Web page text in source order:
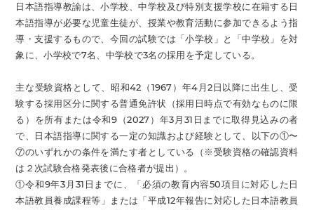
日本語指導教諭は、小学校、中学校及び特別支援学校に在籍する日
本語指導が必要な児童生徒が、授業や教育活動に参加できるよう指
導・支援するもので、今回の試験では「小学校」と「中学校」を対
象に、小学校で7名、中学校で3名の採用を予定している。
主な受験資格として、昭和42（1967）年4月2日以降に出生し、受
験する採用区分に関する普通免許状（採用日時点で有効なものに限
る）を所有または令和9（2027）年3月31日までに取得見込みの者
で、日本語指導に関する一定の知識および経験として、以下の①〜
⑦のいずれかの条件を満たす者としている（※受験資格の確認資料
は２次試験合格発表後に合格者が提出）。
①令和9年3月31日までに、「必須の教育内容50項目に対応した日
本語教員養成課程等」または「平成12年報告に対応した日本語教員